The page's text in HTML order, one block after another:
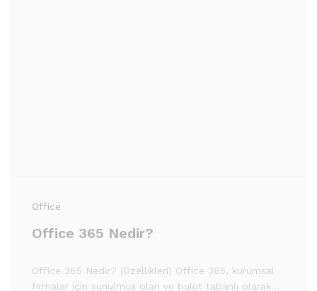
Office
Office 365 Nedir?
Office 365 Nedir? (Özellikleri) Office 365, kurumsal
firmalar için sunulmuş olan ve bulut tabanlı olarak…